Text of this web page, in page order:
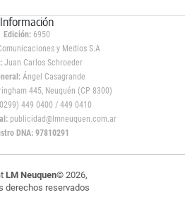
Información
Edición: 6950
y Medios S.A
Juan Carlos Schroeder
Ángel Casagrande
445, Neuquén (CP 8300)
449 0400 / 449 0410
publicidad@lmneuquen.com.ar
DNA: 97810291
LM Neuquen© 2026,
derechos reservados